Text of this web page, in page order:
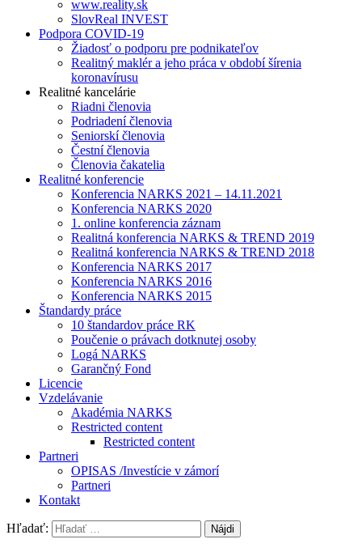
www.reality.sk
SlovReal INVEST
Podpora COVID-19
Žiadosť o podporu pre podnikateľov
Realitný maklér a jeho práca v období šírenia
koronavírusu
Realitné kancelárie
Riadni členovia
Podriadení členovia
Seniorskí členovia
Čestní členovia
Členovia čakatelia
Realitné konferencie
Konferencia NARKS 2021 – 14.11.2021
Konferencia NARKS 2020
1. online konferencia záznam
Realitná konferencia NARKS & TREND 2019
Realitná konferencia NARKS & TREND 2018
Konferencia NARKS 2017
Konferencia NARKS 2016
Konferencia NARKS 2015
Štandardy práce
10 štandardov práce RK
Poučenie o právach dotknutej osoby
Logá NARKS
Garančný Fond
Licencie
Vzdelávanie
Akadémia NARKS
Restricted content
Restricted content
Partneri
OPISAS /Investície v zámorí
Partneri
Kontakt
Hľadať: